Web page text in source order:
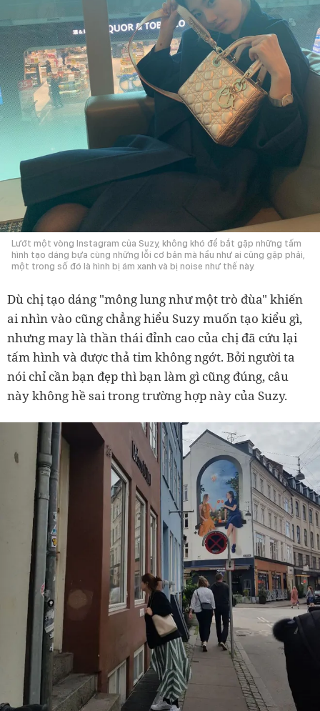
Lướt một vòng Instagram của Suzy, không khó để bắt gặp những tấm
hình tạo dáng bựa cùng những lỗi cơ bản mà hầu như ai cũng gặp phải,
một trong số đó là hình bị ám xanh và bị noise như thế này.
Dù chị tạo dáng "mông lung như một trò đùa" khiến
ai nhìn vào cũng chẳng hiểu Suzy muốn tạo kiểu gì,
nhưng may là thần thái đỉnh cao của chị đã cứu lại
tấm hình và được thả tim không ngớt. Bởi người ta
nói chỉ cần bạn đẹp thì bạn làm gì cũng đúng, câu
này không hề sai trong trường hợp này của Suzy.